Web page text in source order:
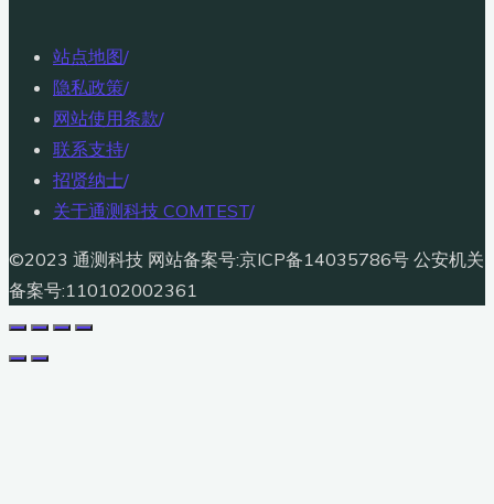
站点地图/
隐私政策/
网站使用条款/
联系支持/
招贤纳士/
关于通测科技 COMTEST/
©2023 通测科技 网站备案号:京ICP备14035786号 公安机关
备案号:110102002361